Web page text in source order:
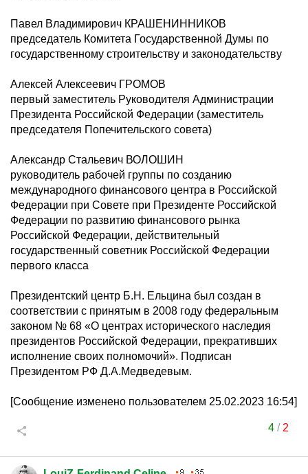
Павел Владимирович КРАШЕНИННИКОВ
председатель Комитета Государственной Думы по
государственному строительству и законодательству
Алексей Алексеевич ГРОМОВ
первый заместитель Руководителя Администрации
Президента Российской Федерации (заместитель
председателя Попечительского совета)
Александр Стальевич ВОЛОШИН
руководитель рабочей группы по созданию
международного финансового центра в Российской
Федерации при Совете при Президенте Российской
Федерации по развитию финансового рынка
Российской Федерации, действительный
государственный советник Российской Федерации
первого класса
Президентский центр Б.Н. Ельцина был создан в
соответствии с принятым в 2008 году федеральным
законом № 68 «О центрах исторического наследия
президентов Российской Федерации, прекративших
исполнение своих полномочий». Подписан
Президентом РФ Д.А.Медведевым.
[Сообщение изменено пользователем 25.02.2023 16:54]
4/ 2